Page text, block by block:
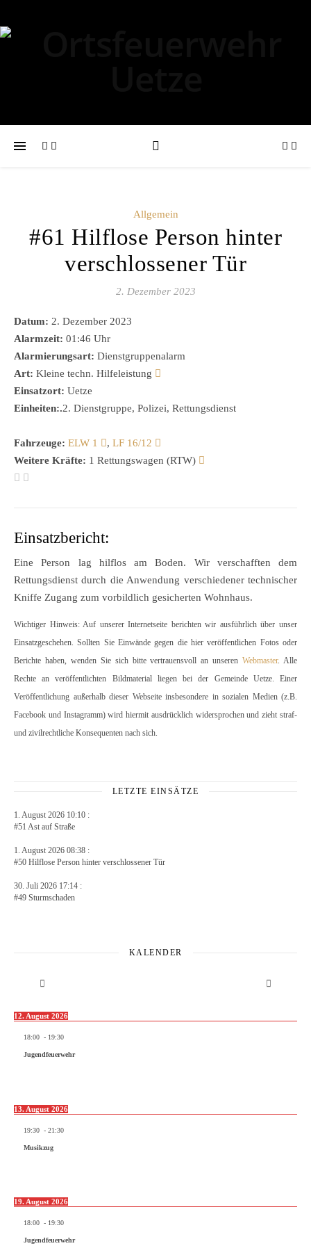
Allgemein
#61 Hilflose Person hinter
verschlossener Tür
2. Dezember 2023
Datum: 2. Dezember 2023
Alarmzeit: 01:46 Uhr
Alarmierungsart: Dienstgruppenalarm
Art: Kleine techn. Hilfeleistung
Einsatzort: Uetze
Einheiten:.2. Dienstgruppe, Polizei, Rettungsdienst
Fahrzeuge: ELW 1 , LF 16/12
Weitere Kräfte: 1 Rettungswagen (RTW)
Einsatzbericht:
Eine Person lag hilflos am Boden. Wir verschafften dem
Rettungsdienst durch die Anwendung verschiedener technischer
Kniffe Zugang zum vorbildlich gesicherten Wohnhaus.
Wichtiger Hinweis: Auf unserer Internetseite berichten wir ausführlich über unser
Einsatzgeschehen. Sollten Sie Einwände gegen die hier veröffentlichen Fotos oder
Berichte haben, wenden Sie sich bitte vertrauensvoll an unserenWebmaster. Alle
Rechte an veröffentlichten Bildmaterial liegen bei der Gemeinde Uetze. Einer
Veröffentlichung außerhalb dieser Webseite insbesondere in sozialen Medien (z.B.
Facebook und Instagramm) wird hiermit ausdrücklich widersprochen und zieht straf-
und zivilrechtliche Konsequenten nach sich.
LETZTE EINSÄTZE
1. August 2026 10:10 :
#51 Ast auf Straße
1. August 2026 08:38 :
#50 Hilflose Person hinter verschlossener Tür
30. Juli 2026 17:14 :
#49 Sturmschaden
KALENDER
12. August 2026
18:00 - 19:30
Jugendfeuerwehr
13. August 2026
19:30 - 21:30
Musikzug
19. August 2026
18:00 - 19:30
Jugendfeuerwehr